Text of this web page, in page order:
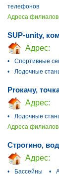
телефонов
Адреса
SUP-unity,
Адрес:
•
Спортивные
•
Лодочные
Proкачу,
Адрес:
•
Лодочные
Адреса филиалов
Строгино,
Адрес:
•
Бассейны •